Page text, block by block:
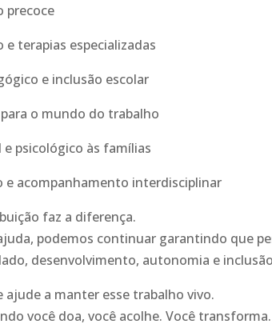
precoce
e terapias especializadas
e inclusão escolar
o mundo do trabalho
e psicológico às famílias
e acompanhamento interdisciplinar
faz a diferença.
podemos continuar garantindo que
desenvolvimento, autonomia e
ajude a manter esse trabalho vivo.
você doa, você acolhe. Você transforma.